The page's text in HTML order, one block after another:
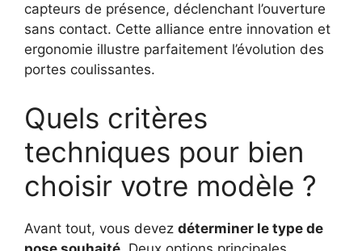
capteurs de présence, déclenchant l’ouverture
sans contact. Cette alliance entre innovation et
ergonomie illustre parfaitement l’évolution des
portes coulissantes.
Quels critères
techniques pour bien
choisir votre modèle ?
Avant tout, vous devez déterminer le type de